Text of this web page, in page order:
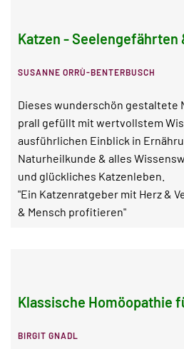
Katzen -
SUSANNE ORRÙ-BENTERBUSCH
Dieses wunderschön gestaltete
prall gefüllt mit wertvollstem
ausführlichen Einblick in
Naturheilkunde & alles
und glückliches Katzenleben.
"Ein Katzenratgeber mit Herz &
& Mensch profitieren"
Klassische Homöopathie
BIRGIT GNADL